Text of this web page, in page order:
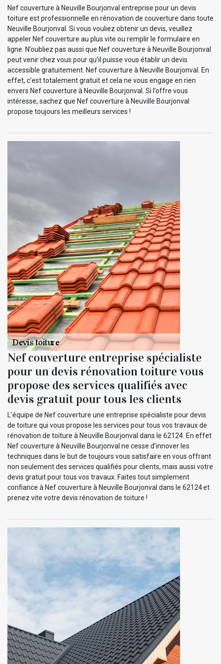
Nef couverture à Neuville Bourjonval entreprise pour un devis
toiture est professionnelle en rénovation de couverture dans toute
Neuville Bourjonval. Si vous vouliez obtenir un devis, veuillez
appeler Nef couverture au plus vite ou remplir le formulaire en
ligne. N’oubliez pas aussi que Nef couverture à Neuville Bourjonval
peut venir chez vous pour qu’il puisse vous établir un devis
accessible gratuitement. Nef couverture à Neuville Bourjonval. En
effet, c’est totalement gratuit et cela ne vous engage en rien
envers Nef couverture à Neuville Bourjonval. Si l’offre vous
intéresse, sachez que Nef couverture à Neuville Bourjonval
propose toujours les meilleurs services !
Nef couverture entreprise spécialiste
pour un devis rénovation toiture vous
propose des services qualifiés avec
devis gratuit pour tous les clients
L’équipe de Nef couverture une entreprise spécialiste pour devis
de toiture qui vous propose les services pour tous vos travaux de
rénovation de toiture à Neuville Bourjonval dans le 62124. En effet
Nef couverture à Neuville Bourjonval ne cesse d’innover les
techniques dans le but de toujours vous satisfaire en vous offrant
non seulement des services qualifiés pour clients, mais aussi votre
devis gratuit pour tous vos travaux. Faites tout simplement
confiance à Nef couverture à Neuville Bourjonval dans le 62124 et
prenez vite votre devis rénovation de toiture !